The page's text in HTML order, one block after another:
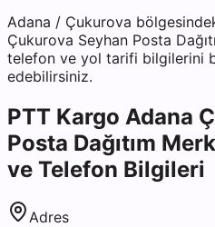
Adana / Çukurova
Çukurova Seyhan Posta
telefon ve yol tarifi bilgilerini
edebilirsiniz.
PTT Kargo Adana
Posta Dağıtım
ve Telefon Bilgileri
Adres